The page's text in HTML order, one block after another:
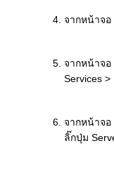
จากหน้าจอ
จากหน้าจอ
Services
จากหน้าจอ
ลิ๊กปุ่ม